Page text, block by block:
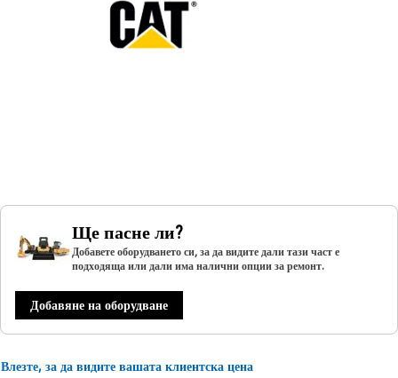
Ще пасне ли?
Добавете оборудването си, за да видите дали тази част е
подходяща или дали има налични опции за ремонт.
Добавяне на оборудване
Влезте, за да видите вашата клиентска цена